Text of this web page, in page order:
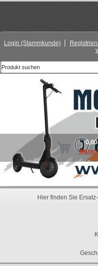
Login (Stammkunde)
Hier finden Sie